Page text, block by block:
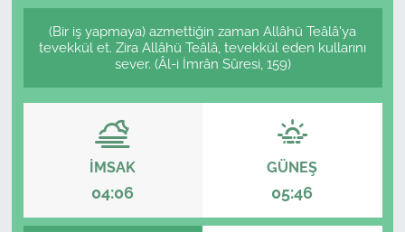
(Bir iş yapmaya) azmettiğin zaman Allâhü Teâlâ'ya
tevekkül et. Zira Allâhü Teâlâ, tevekkül eden kullarını
sever. (Âl-i İmrân Sûresi, 159)
İMSAK
04:06
GÜNEŞ
05:46